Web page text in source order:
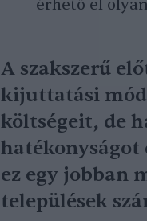
érhető el
A szakszerű
kijuttatási
költségeit, de
hatékonyságot
ez egy jobban
települések